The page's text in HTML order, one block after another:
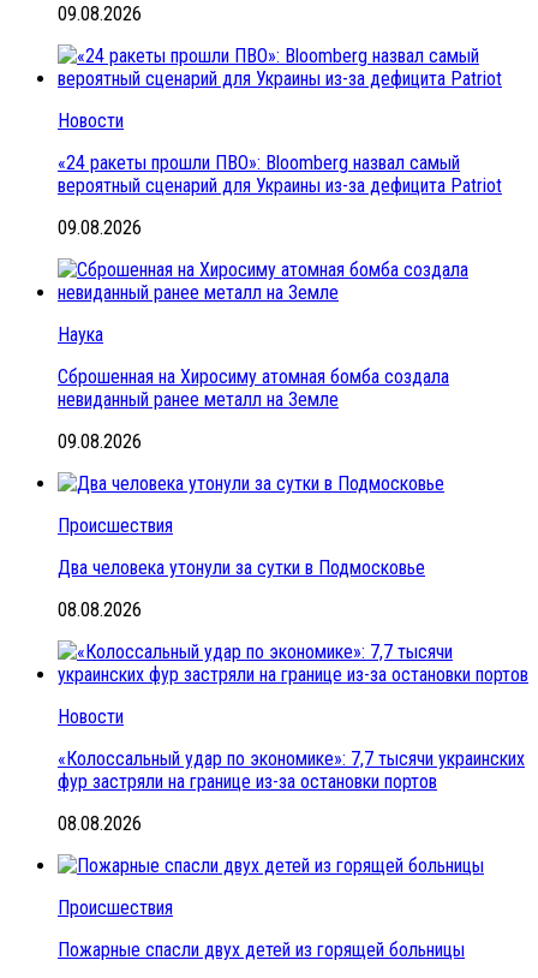
09.08.2026
Новости
«24 ракеты прошли ПВО»: Bloomberg назвал самый
вероятный сценарий для Украины из-за дефицита Patriot
09.08.2026
Наука
Сброшенная на Хиросиму атомная бомба создала
невиданный ранее металл на Земле
09.08.2026
Происшествия
Два человека утонули за сутки в Подмосковье
08.08.2026
Новости
«Колоссальный удар по экономике»: 7,7 тысячи украинских
фур застряли на границе из-за остановки портов
08.08.2026
Происшествия
Пожарные спасли двух детей из горящей больницы